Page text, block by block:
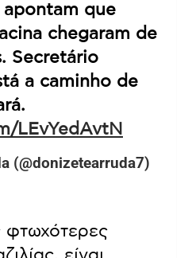
apontam que
chegaram de
Secretário
a caminho de
LEvYedAvtN
(@donizetearruda7)
φτωχότερες